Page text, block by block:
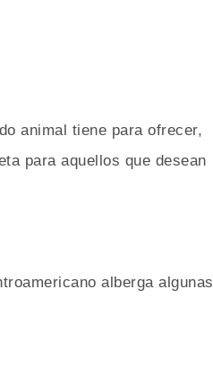
animal tiene para ofrecer,
para aquellos que desean
alberga algunas